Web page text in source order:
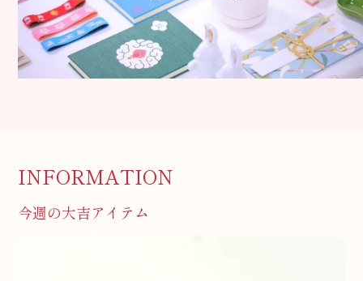
INFORMATION
今週の大吉アイテム